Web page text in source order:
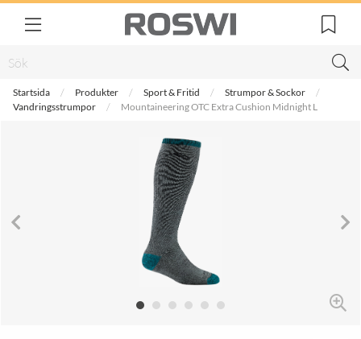
Startsida Produkter Sport & Fritid
Strumpor & Sockor
Vandringsstrumpor
Mountaineering OTC Extra Cushion Midnight L